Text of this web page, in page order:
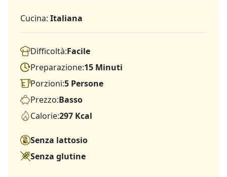
Cucina: Italiana
Difficoltà:Facile
Preparazione:15 Minuti
Porzioni:5 Persone
Prezzo:Basso
Calorie:297 Kcal
Senza lattosio
Senza glutine